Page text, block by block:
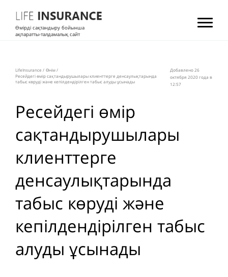
Өмірді сақтандыру бойынша
ақпаратты-талдамалық сайт
LifeInsurance / Өнім/
Ресейдегі өмір сақтандырушылары клиенттерге денсаулықтарында
табыс көруді және кепілдендірілген табыс алуды ұсынады
Добавлено 26
октября 2020 года в
12:57
Ресейдегі өмір
сақтандырушылары
клиенттерге
денсаулықтарында
табыс көруді және
кепілдендірілген табыс
алуды ұсынады